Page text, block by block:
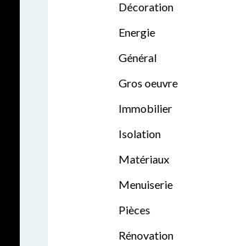
Décoration
Energie
Général
Gros oeuvre
Immobilier
Isolation
Matériaux
Menuiserie
Pièces
Rénovation